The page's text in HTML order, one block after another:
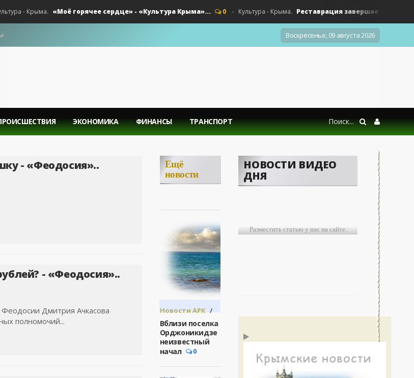
- Крыма. «Моё горячее сердце» - «Культура Крыма»... 0 Культура - Крыма. Реставрация завершается -
Воскресенье, 09 августа 2026
ЭКОНОМИКА ФИНАНСЫ ТРАНСПОРТ
- «Феодосия»..
- «Феодосия»..
Дмитрия Ачкасова
полномочий...
Ещё
новости
Новости АРК /
Феодосия
Вблизи поселка
Орджоникидзе
неизвестный
начал
0
НОВОСТИ ВИДЕО
ДНЯ
Разместить статью у нас на сайте.